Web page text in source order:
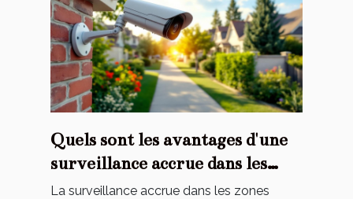
Quels sont les avantages d'une
surveillance accrue dans les
zones résidentielles ?
La surveillance accrue dans les zones